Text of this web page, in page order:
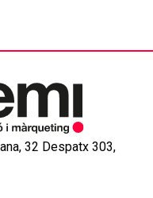
32 Despatx 303,